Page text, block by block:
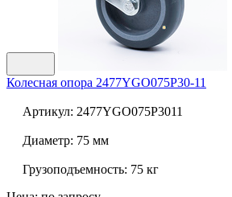
Колесная опора 2477YGO075P30-11
Артикул: 2477YGO075P3011
Диаметр: 75 мм
Грузоподъемность: 75 кг